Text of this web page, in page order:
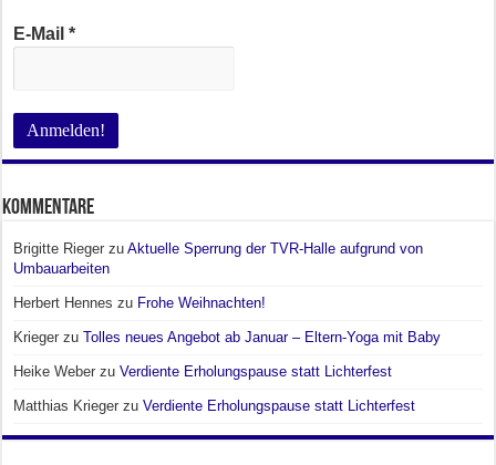
E-Mail*
Kommentare
Brigitte Rieger zuAktuelle Sperrung der TVR-Halle aufgrund von
Umbauarbeiten
Herbert Hennes zu Frohe Weihnachten!
Krieger zuTolles neues Angebot ab Januar – Eltern-Yoga mit Baby
Heike Weber zuVerdiente Erholungspause statt Lichterfest
Matthias Krieger zuVerdiente Erholungspause statt Lichterfest